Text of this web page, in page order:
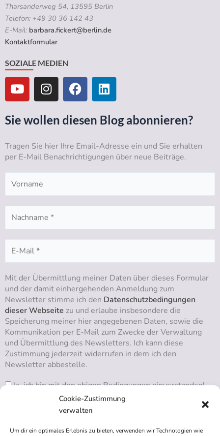
Cookie-Zustimmung
verwalten
Um dir ein optimales Erlebnis zu bieten, verwenden wir Technologien wie
Tharsanderweg 54, 13595 Berlin
Telefon: +49 30 36 142 43
E-Mail: barbara.fickert@berlin.de
Kontaktformular
SOZIALE MEDIEN
Y
o
u
t
u
e
I
n
s
t
a
r
a
m
F
a
c
e
b
o
o
k
L
i
n
k
e
d
i
n
Sie wollen diesen Blog abonnieren?
Tragen Sie hier Ihre Email-Adresse ein und Sie erhalten
per E-Mail Benachrichtigungen über neue Beiträge.
Mit der Übermittlung meiner Daten über dieses Formular
und der damit einhergehenden Anmeldung zum
Newsletter stimme ich den Datenschutzbedingungen
dieser Webseite zu und erlaube insbesondere die
Speicherung meiner hier angegebenen Daten, sowie die
Kommunikation per E-Mail zum Zwecke der Verwaltung
und Übermittlung des Newsletters. Ich kann diese
Zustimmung jederzeit widerrufen in dem ich den
Newsletter abbestelle.
Ja, ich bin mit den obigen Bedingungen einverstanden!